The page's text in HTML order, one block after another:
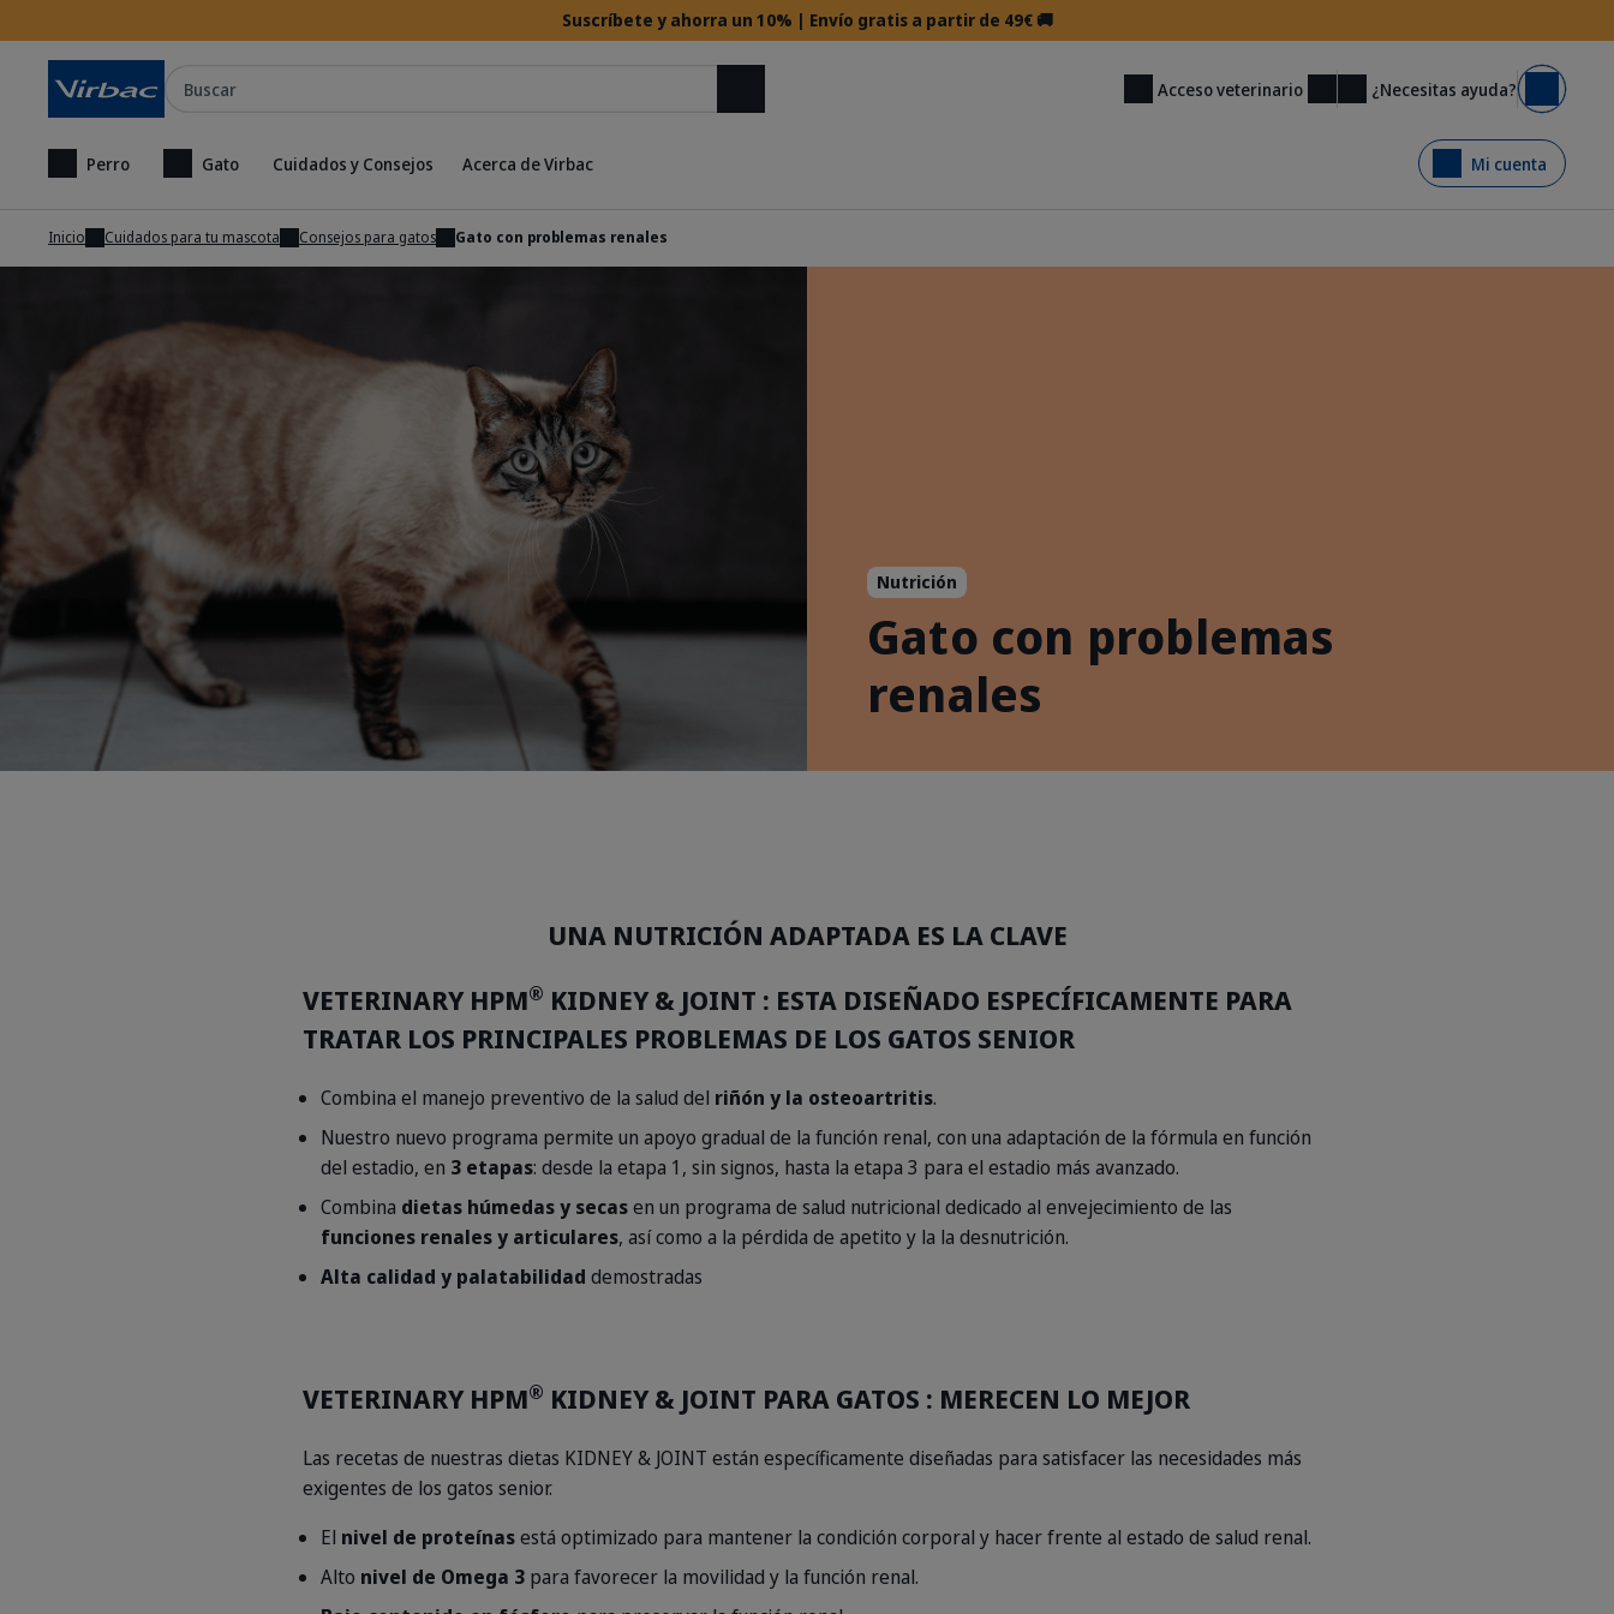
Suscríbete y ahorra un 10% | Envío gratis a partir de 49€ 🚚
Acceso veterinario ¿Necesitas ayuda? Carrito
Perro Gato Cuidados y Consejos Acerca de Virbac Mi cuenta
Inicio Cuidados para tu mascota Consejos para gatos Gato con problemas renales
Nutrición
Gato con problemas
renales
UNA NUTRICIÓN ADAPTADA ES LA CLAVE
VETERINARY HPM® KIDNEY & JOINT : ESTA DISEÑADO ESPECÍFICAMENTE PARA
TRATAR LOS PRINCIPALES PROBLEMAS DE LOS GATOS SENIOR
Combina el manejo preventivo de la salud del riñón y la osteoartritis.
Nuestro nuevo programa permite un apoyo gradual de la función renal, con una adaptación de la fórmula en función
del estadio, en 3 etapas: desde la etapa 1, sin signos, hasta la etapa 3 para el estadio más avanzado.
Combina dietas húmedas y secasen un programa de salud nutricional dedicado al envejecimiento de las
funciones renales y articulares, así como a la pérdida de apetito y la la desnutrición.
Alta calidad y palatabilidad demostradas
VETERINARY HPM® KIDNEY & JOINT PARA GATOS : MERECEN LO MEJOR
Las recetas de nuestras dietas KIDNEY & JOINT están específicamente diseñadas para satisfacer las necesidades más
exigentes de los gatos senior.
El nivel de proteínasestá optimizado para mantener la condición corporal y hacer frente al estado de salud renal.
Alto nivel de Omega 3 para favorecer la movilidad y la función renal.